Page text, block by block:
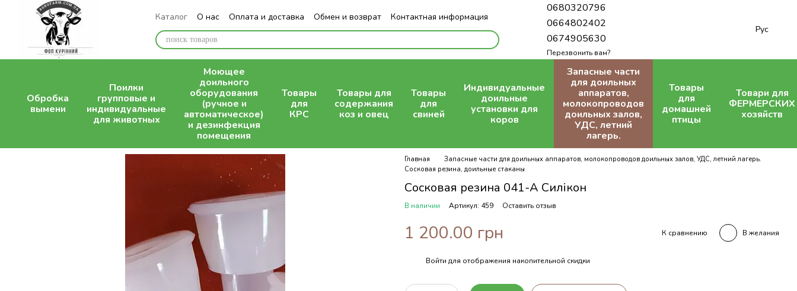
Перейти к основному контенту
Каталог О нас Оплата и доставка Обмен и возврат
Контактная информация
Блог
0680320796
0664802402
0674905630
Перезвонить вам?
Рус
Обробка
вымени
Поилки
групповые и
индивидуальные
для животных
Моющее
доильного
оборудования
(ручное и
автоматическое)
и дезинфекция
помещения
Товары
для
КРС
Товары для
содержания
коз и овец
Товары
для
свиней
Индивидуальные
доильные
установки для
коров
Запасные части
для доильных
аппаратов,
молокопроводов
доильных залов,
УДС, летний
лагерь.
Товары
для
домашней
птицы
Товари для
ФЕРМЕРСКИХ
хозяйств
Главная
Запасные части для доильных аппаратов, молокопроводов доильных залов, УДС, летний лагерь.
Сосковая резина, доильные стаканы
Сосковая резина 041-А Силікон
В наличии Артикул: 459 Оставить отзыв
1 200.00 грн К сравнению В желания
Войти для отображения накопительной скидки